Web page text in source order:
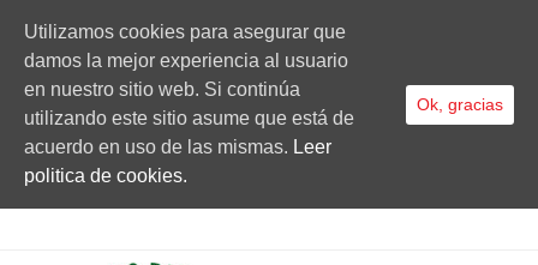
Utilizamos cookies para asegurar que
damos la mejor experiencia al usuario
en nuestro sitio web. Si continúa
utilizando este sitio asume que está de
acuerdo en uso de las mismas. Leer
politica de cookies.
Ok, gracias